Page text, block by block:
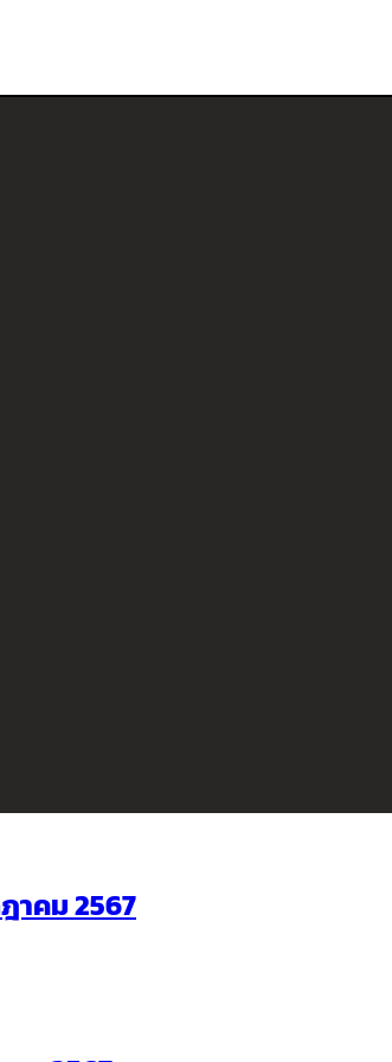
าคม 2567